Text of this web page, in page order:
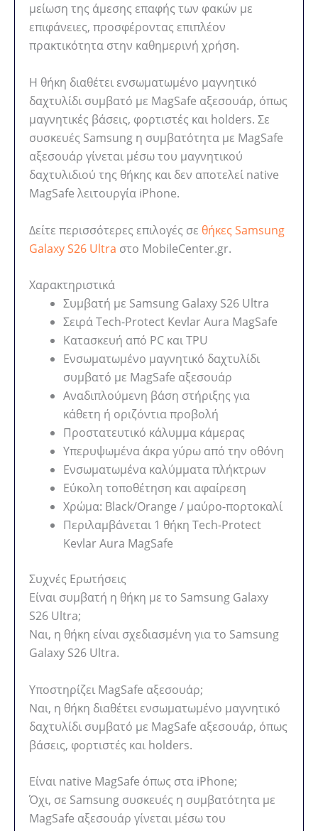
μείωση της άμεσης επαφής των φακών με
επιφάνειες, προσφέροντας επιπλέον
πρακτικότητα στην καθημερινή χρήση.
Η θήκη διαθέτει ενσωματωμένο μαγνητικό
δαχτυλίδι συμβατό με MagSafe αξεσουάρ, όπως
μαγνητικές βάσεις, φορτιστές και holders. Σε
συσκευές Samsung η συμβατότητα με MagSafe
αξεσουάρ γίνεται μέσω του μαγνητικού
δαχτυλιδιού της θήκης και δεν αποτελεί native
MagSafe λειτουργία iPhone.
Δείτε περισσότερες επιλογές σε θήκες Samsung
Galaxy S26 Ultra στο MobileCenter.gr.
Χαρακτηριστικά
Συμβατή με Samsung Galaxy S26 Ultra
Σειρά Tech-Protect Kevlar Aura MagSafe
Κατασκευή από PC και TPU
Ενσωματωμένο μαγνητικό δαχτυλίδι
συμβατό με MagSafe αξεσουάρ
Αναδιπλούμενη βάση στήριξης για
κάθετη ή οριζόντια προβολή
Προστατευτικό κάλυμμα κάμερας
Υπερυψωμένα άκρα γύρω από την οθόνη
Ενσωματωμένα καλύμματα πλήκτρων
Εύκολη τοποθέτηση και αφαίρεση
Χρώμα: Black/Orange / μαύρο-πορτοκαλί
Περιλαμβάνεται 1 θήκη Tech-Protect
Kevlar Aura MagSafe
Συχνές Ερωτήσεις
Είναι συμβατή η θήκη με το Samsung Galaxy
S26 Ultra;
Ναι, η θήκη είναι σχεδιασμένη για το Samsung
Galaxy S26 Ultra.
Υποστηρίζει MagSafe αξεσουάρ;
Ναι, η θήκη διαθέτει ενσωματωμένο μαγνητικό
δαχτυλίδι συμβατό με MagSafe αξεσουάρ, όπως
βάσεις, φορτιστές και holders.
Είναι native MagSafe όπως στα iPhone;
Όχι, σε Samsung συσκευές η συμβατότητα με
MagSafe αξεσουάρ γίνεται μέσω του